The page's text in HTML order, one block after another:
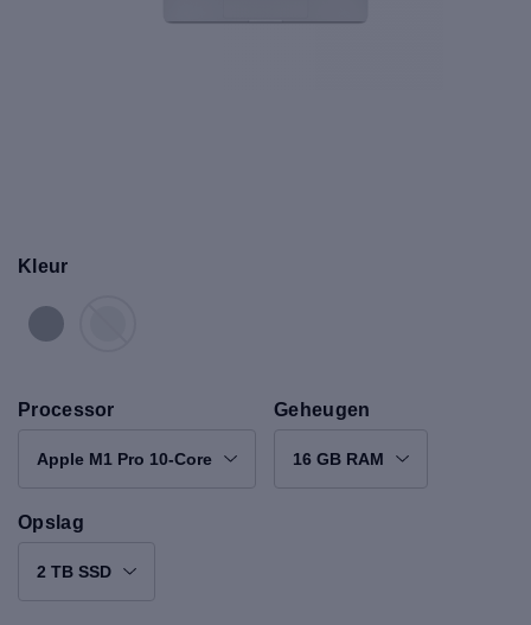
Kleur
Processor
Apple M1 Pro 10-Core
Geheugen
16 GB RAM
Opslag
2 TB SSD